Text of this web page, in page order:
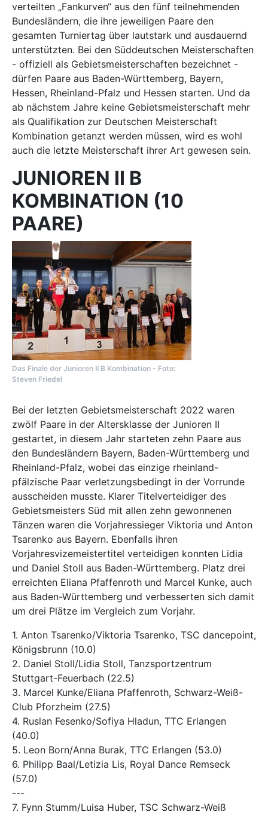
verteilten „Fankurven“ aus den fünf teilnehmenden
Bundesländern, die ihre jeweiligen Paare den
gesamten Turniertag über lautstark und ausdauernd
unterstützten. Bei den Süddeutschen Meisterschaften
- offiziell als Gebietsmeisterschaften bezeichnet -
dürfen Paare aus Baden-Württemberg, Bayern,
Hessen, Rheinland-Pfalz und Hessen starten. Und da
ab nächstem Jahre keine Gebietsmeisterschaft mehr
als Qualifikation zur Deutschen Meisterschaft
Kombination getanzt werden müssen, wird es wohl
auch die letzte Meisterschaft ihrer Art gewesen sein.
JUNIOREN II B
KOMBINATION (10
PAARE)
Das Finale der Junioren II B Kombination - Foto:
Steven Friedel
Bei der letzten Gebietsmeisterschaft 2022 waren
zwölf Paare in der Altersklasse der Junioren II
gestartet, in diesem Jahr starteten zehn Paare aus
den Bundesländern Bayern, Baden-Württemberg und
Rheinland-Pfalz, wobei das einzige rheinland-
pfälzische Paar verletzungsbedingt in der Vorrunde
ausscheiden musste. Klarer Titelverteidiger des
Gebietsmeisters Süd mit allen zehn gewonnenen
Tänzen waren die Vorjahressieger Viktoria und Anton
Tsarenko aus Bayern. Ebenfalls ihren
Vorjahresvizemeistertitel verteidigen konnten Lidia
und Daniel Stoll aus Baden-Württemberg. Platz drei
erreichten Eliana Pfaffenroth und Marcel Kunke, auch
aus Baden-Württemberg und verbesserten sich damit
um drei Plätze im Vergleich zum Vorjahr.
1. Anton Tsarenko/Viktoria Tsarenko, TSC dancepoint,
Königsbrunn (10.0)
2. Daniel Stoll/Lidia Stoll, Tanzsportzentrum
Stuttgart-Feuerbach (22.5)
3. Marcel Kunke/Eliana Pfaffenroth, Schwarz-Weiß-
Club Pforzheim (27.5)
4. Ruslan Fesenko/Sofiya Hladun, TTC Erlangen
(40.0)
5. Leon Born/Anna Burak, TTC Erlangen (53.0)
6. Philipp Baal/Letizia Lis, Royal Dance Remseck
(57.0)
---
7. Fynn Stumm/Luisa Huber, TSC Schwarz-Weiß